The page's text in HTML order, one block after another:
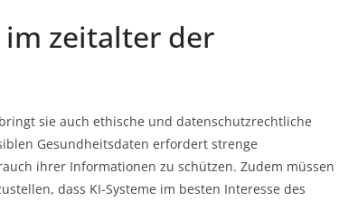
zeitalter der
sie auch ethische und datenschutzrechtliche
Gesundheitsdaten erfordert strenge
ihrer Informationen zu schützen. Zudem müssen
dass KI-Systeme im besten Interesse des